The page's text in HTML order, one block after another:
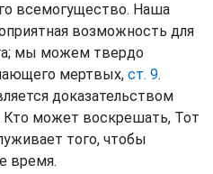
всемогущество. Наша
возможность для
мы можем твердо
мертвых, ст. 9.
доказательством
может воскрешать, Тот
того, чтобы
время.